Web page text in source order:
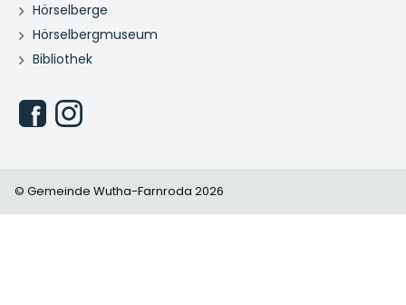
Hörselberge
Hörselbergmuseum
Bibliothek
© Gemeinde Wutha-Farnroda 2026